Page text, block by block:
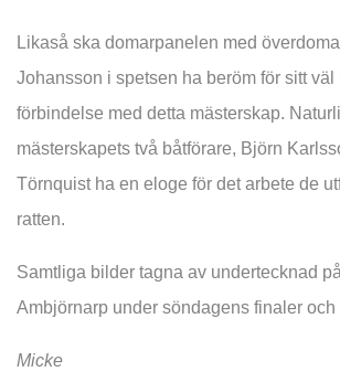
Likaså ska domarpanelen med
Johansson i spetsen ha beröm för sitt väl
förbindelse med detta mästerskap.
mästerskapets två båtförare, Björn
Törnquist ha en eloge för det arbete de
ratten.
Samtliga bilder tagna av undertecknad
Ambjörnarp under söndagens finaler
Micke